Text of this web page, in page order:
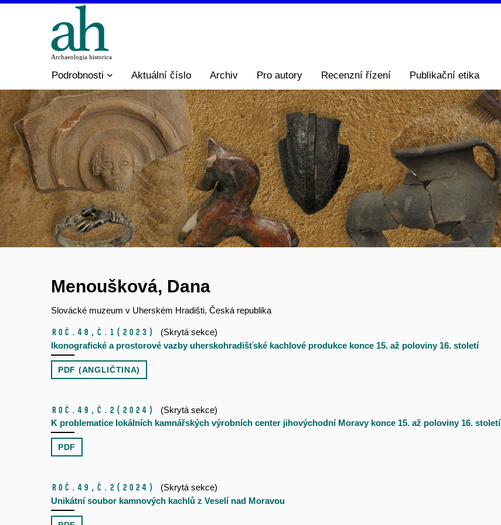
Podrobnosti Aktuální číslo Archiv Pro autory Recenzní řízení Publikační etika
Menoušková, Dana
Slovácké muzeum v Uherském Hradišti, Česká republika
Roč.48, č.1 (2023)
(Skrytá sekce)
Ikonografické a prostorové vazby uherskohradišťské kachlové produkce konce 15. až poloviny 16. století
PDF (ANGLIČTINA)
Roč.49, č.2 (2024)
(Skrytá sekce)
K problematice lokálních kamnářských výrobních center jihovýchodní Moravy konce 15. až poloviny 16. století
PDF
Roč.49, č.2 (2024)
(Skrytá sekce)
Unikátní soubor kamnových kachlů z Veselí nad Moravou